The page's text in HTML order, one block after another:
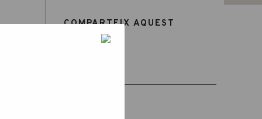
COMPARTEIX AQUEST
ARTICLE